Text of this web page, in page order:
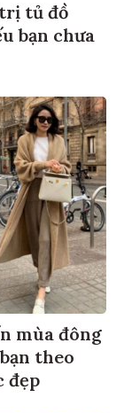
tủ đồ
bạn chưa
mùa đông
theo
đẹp